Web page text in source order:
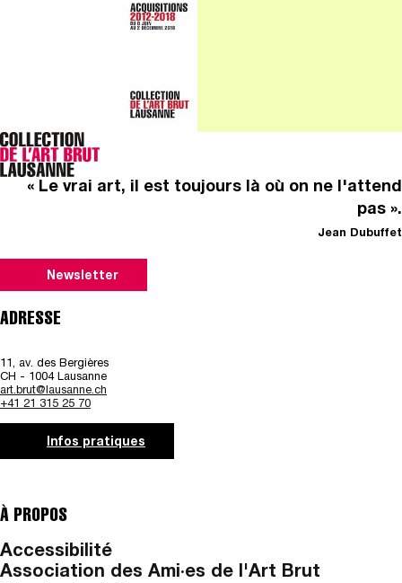
« Le vrai art, il est toujours là où on ne l'attend
pas ».
Jean Dubuffet
Newsletter
ADRESSE
11, av. des Bergières
CH - 1004 Lausanne
art.brut@lausanne.ch
+41 21 315 25 70
Infos pratiques
À PROPOS
Accessibilité
Association des Ami·es de l'Art Brut